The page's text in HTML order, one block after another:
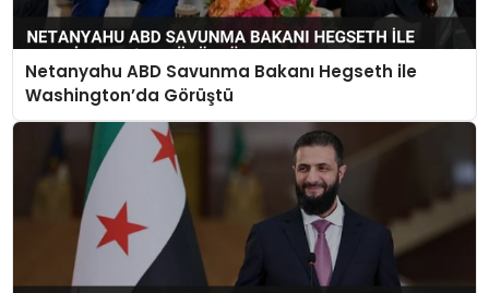
Netanyahu ABD Savunma Bakanı Hegseth ile
Washington’da Görüştü